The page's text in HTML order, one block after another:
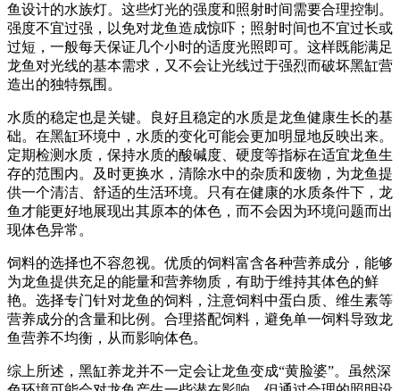
鱼设计的水族灯。这些灯光的强度和照射时间需要合理控制。
强度不宜过强，以免对龙鱼造成惊吓；照射时间也不宜过长或
过短，一般每天保证几个小时的适度光照即可。这样既能满足
龙鱼对光线的基本需求，又不会让光线过于强烈而破坏黑缸营
造出的独特氛围。
水质的稳定也是关键。良好且稳定的水质是龙鱼健康生长的基
础。在黑缸环境中，水质的变化可能会更加明显地反映出来。
定期检测水质，保持水质的酸碱度、硬度等指标在适宜龙鱼生
存的范围内。及时更换水，清除水中的杂质和废物，为龙鱼提
供一个清洁、舒适的生活环境。只有在健康的水质条件下，龙
鱼才能更好地展现出其原本的体色，而不会因为环境问题而出
现体色异常。
饲料的选择也不容忽视。优质的饲料富含各种营养成分，能够
为龙鱼提供充足的能量和营养物质，有助于维持其体色的鲜
艳。选择专门针对龙鱼的饲料，注意饲料中蛋白质、维生素等
营养成分的含量和比例。合理搭配饲料，避免单一饲料导致龙
鱼营养不均衡，从而影响体色。
综上所述，黑缸养龙并不一定会让龙鱼变成“黄脸婆”。虽然深